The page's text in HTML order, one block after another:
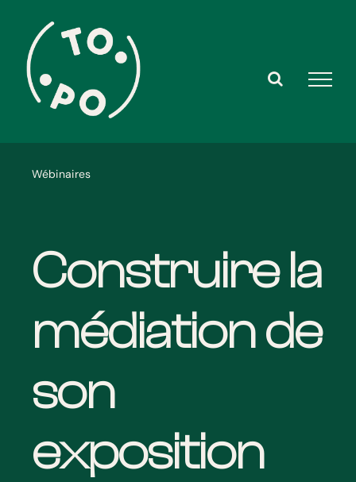
content
Wébinaires
Construire la
médiation de
son
exposition